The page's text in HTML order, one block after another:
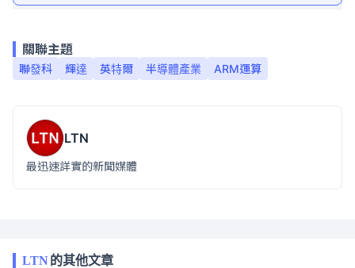
關聯主題
聯發科 輝達 英特爾 半導體產業 ARM運算
LTN
最迅速詳實的新聞媒體
LTN的其他文章